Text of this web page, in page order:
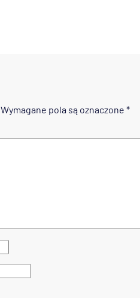
Wymagane pola są oznaczone *